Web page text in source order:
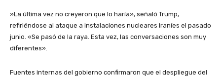
​»La última vez no creyeron que lo haría», señaló Trump,
refiriéndose al ataque a instalaciones nucleares iraníes el pasado
junio. «Se pasó de la raya. Esta vez, las conversaciones son muy
diferentes».
​Fuentes internas del gobierno confirmaron que el despliegue del